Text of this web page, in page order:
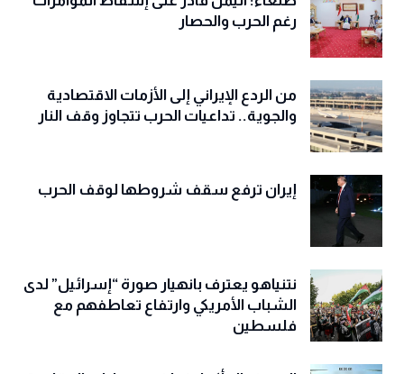
رغم الحرب والحصار
من الردع الإيراني إلى الأزمات الاقتصادية
والجوية.. تداعيات الحرب تتجاوز وقف النار
إيران ترفع سقف شروطها لوقف الحرب
نتنياهو يعترف بانهيار صورة “إسرائيل” لدى
الشباب الأمريكي وارتفاع تعاطفهم مع
فلسطين